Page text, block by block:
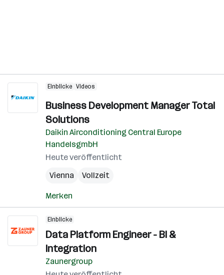
Einblicke Videos
Business Development Manager Total
Solutions
Daikin Airconditioning Central Europe
HandelsgmbH
Heute veröffentlicht
Vienna
Vollzeit
Merken
Einblicke
Data Platform Engineer - BI &
Integration
Zaunergroup